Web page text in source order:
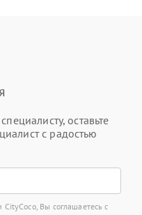
оставьте
с радостью
Вы соглашаетесь с